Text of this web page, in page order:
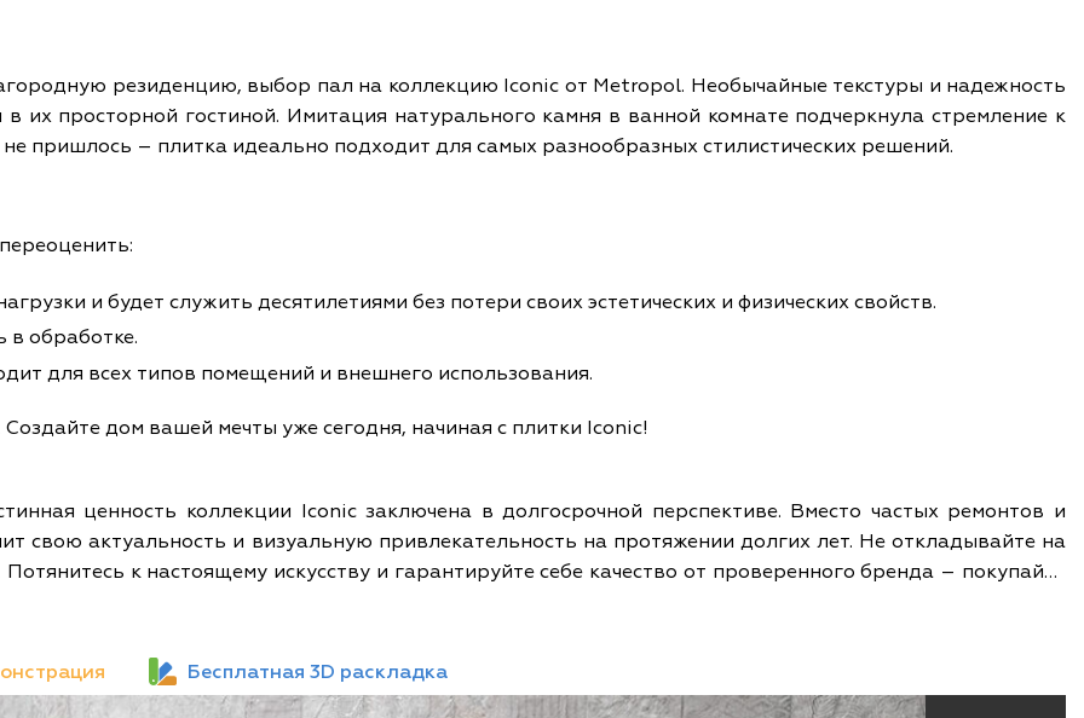
резиденцию, выбор пал на коллекцию Iconic от Metropol. Необычайные текстуры и надежность
их просторной гостиной. Имитация натурального камня в ванной комнате подчеркнула стремление к
пришлось – плитка идеально подходит для самых разнообразных стилистических решений.
и будет служить десятилетиями без потери своих эстетических и физических свойств.
в обработке.
для всех типов помещений и внешнего использования.
дом вашей мечты уже сегодня, начиная с плитки Iconic!
ценность коллекции Iconic заключена в долгосрочной перспективе. Вместо частых ремонтов и
свою актуальность и визуальную привлекательность на протяжении долгих лет. Не откладывайте на
к настоящему искусству и гарантируйте себе качество от проверенного бренда – покупайте
Бесплатная 3D раскладка